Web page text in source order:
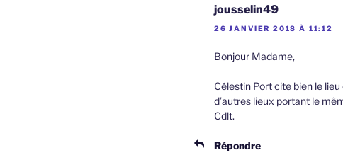
jousselin49
26 JANVIER 2018 À 11:12
Bonjour Madame,
Célestin Port cite bien le
d’autres lieux portant le
Cdlt.
Répondre